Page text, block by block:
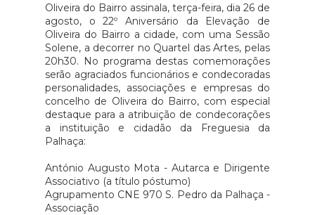
Oliveira do Bairro assinala, terça-feira, dia 26 de
agosto, o 22º Aniversário da Elevação de
Oliveira do Bairro a cidade, com uma Sessão
Solene, a decorrer no Quartel das Artes, pelas
20h30. No programa destas comemorações
serão agraciados funcionários e condecoradas
personalidades, associações e empresas do
concelho de Oliveira do Bairro, com especial
destaque para a atribuição de condecorações
a instituição e cidadão da Freguesia da
Palhaça:
António Augusto Mota - Autarca e Dirigente
Associativo (a título póstumo)
Agrupamento CNE 970 S. Pedro da Palhaça -
Associação